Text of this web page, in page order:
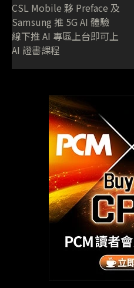
CSL Mobile 夥 Preface 及
Samsung 推 5G AI 體驗
線下推 AI 專區上台即可上
AI 證書課程